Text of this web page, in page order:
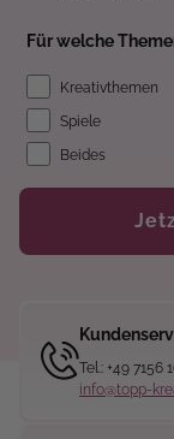
Für welche
Kreativthemen
Spiele
Beides
Tel.: +49 7156
info@topp-